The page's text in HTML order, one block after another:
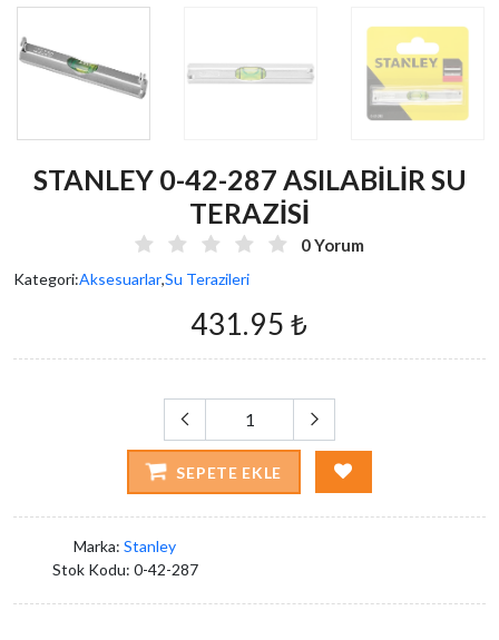
STANLEY 0-42-287 ASILABİLİR SU
TERAZİSİ
0 Yorum
Kategori:Aksesuarlar,Su Terazileri
431.95 ₺
SEPETE EKLE
Marka: Stanley
Stok Kodu: 0-42-287